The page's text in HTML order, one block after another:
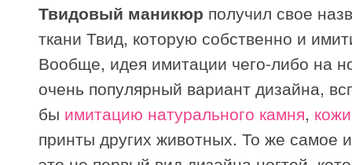
Твидовый маникюр получил свое
ткани Твид, которую собственно и
Вообще, идея имитации чего-либо на
очень популярный вариант дизайна,
бы имитацию натурального камня,
принты других животных. То же самое